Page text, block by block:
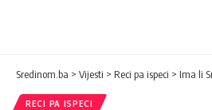
Sredinom.ba > Vijesti > Reci pa ispeci > Ima li
RECI PA ISPECI